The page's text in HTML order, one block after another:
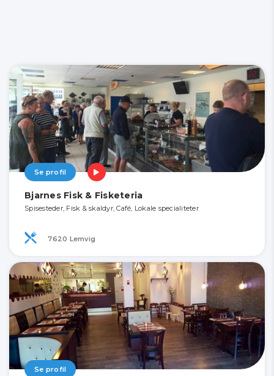
Se profil
Bjarnes Fisk & Fisketeria
Spisesteder, Fisk & skaldyr, Café, Lokale specialiteter
7620 Lemvig
Se profil